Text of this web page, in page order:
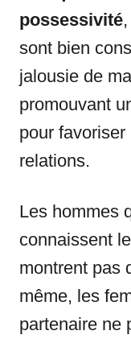
possessivité
sont bien
jalousie de
promouvant
pour
relations.
Les hommes
connaissent
montrent pas
même, les
partenaire ne